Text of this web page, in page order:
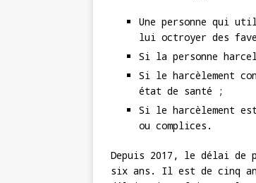
Une personne qui
lui octroyer des
Si la personne
Si le harcèlement
état de santé ;
Si le harcèlement
ou complices.
Depuis 2017, le délai de
six ans. Il est de cinq